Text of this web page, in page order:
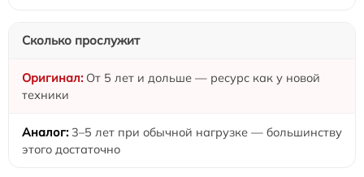
Сколько прослужит
От 5 лет и дольше — ресурс как у новой
техники
3–5 лет при обычной нагрузке — большинству
этого достаточно